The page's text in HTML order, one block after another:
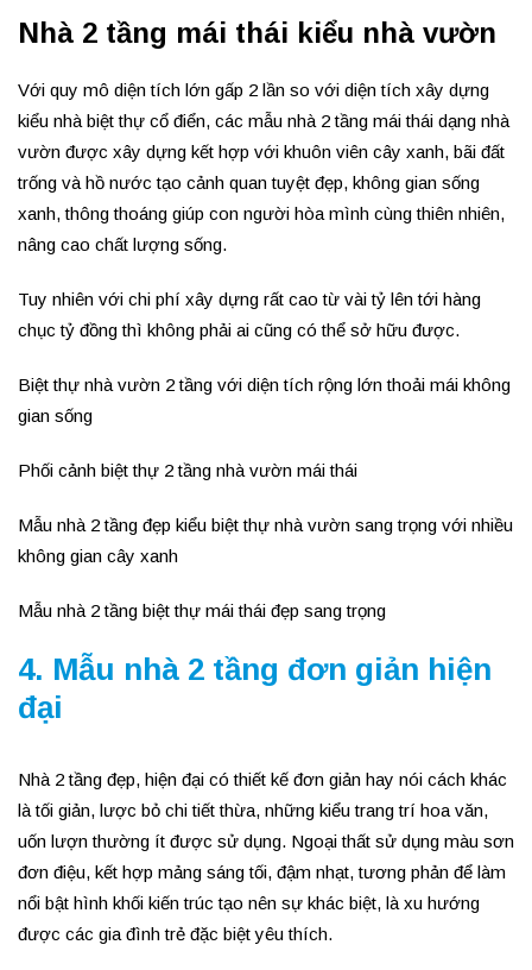
Nhà 2 tầng mái thái kiểu nhà vườn
Với quy mô diện tích lớn gấp 2 lần so với diện tích xây dựng
kiểu nhà biệt thự cổ điển, các mẫu nhà 2 tầng mái thái dạng nhà
vườn được xây dựng kết hợp với khuôn viên cây xanh, bãi đất
trống và hồ nước tạo cảnh quan tuyệt đẹp, không gian sống
xanh, thông thoáng giúp con người hòa mình cùng thiên nhiên,
nâng cao chất lượng sống.
Tuy nhiên với chi phí xây dựng rất cao từ vài tỷ lên tới hàng
chục tỷ đồng thì không phải ai cũng có thể sở hữu được.
Biệt thự nhà vườn 2 tầng với diện tích rộng lớn thoải mái không
gian sống
Phối cảnh biệt thự 2 tầng nhà vườn mái thái
Mẫu nhà 2 tầng đẹp kiểu biệt thự nhà vườn sang trọng với nhiều
không gian cây xanh
Mẫu nhà 2 tầng biệt thự mái thái đẹp sang trọng
4. Mẫu nhà 2 tầng đơn giản hiện
đại
Nhà 2 tầng đẹp, hiện đại có thiết kế đơn giản hay nói cách khác
là tối giản, lược bỏ chi tiết thừa, những kiểu trang trí hoa văn,
uốn lượn thường ít được sử dụng. Ngoại thất sử dụng màu sơn
đơn điệu, kết hợp mảng sáng tối, đậm nhạt, tương phản để làm
nổi bật hình khối kiến trúc tạo nên sự khác biệt, là xu hướng
được các gia đình trẻ đặc biệt yêu thích.